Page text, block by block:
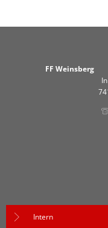
FF
Intern